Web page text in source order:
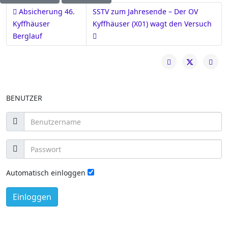
Vorheriger Beitrag: Absicherung 46. Kyffhäuser Berglauf
Absicherung 46.
Kyffhäuser
Berglauf
Nächster Beitrag: SSTV zum
SSTV zum Jahresende – Der OV
Kyffhäuser (X01) wagt den Versuch
BENUTZER
Automatisch einloggen
Einloggen